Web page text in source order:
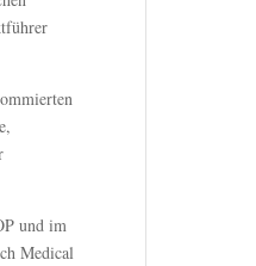
und im
Medical